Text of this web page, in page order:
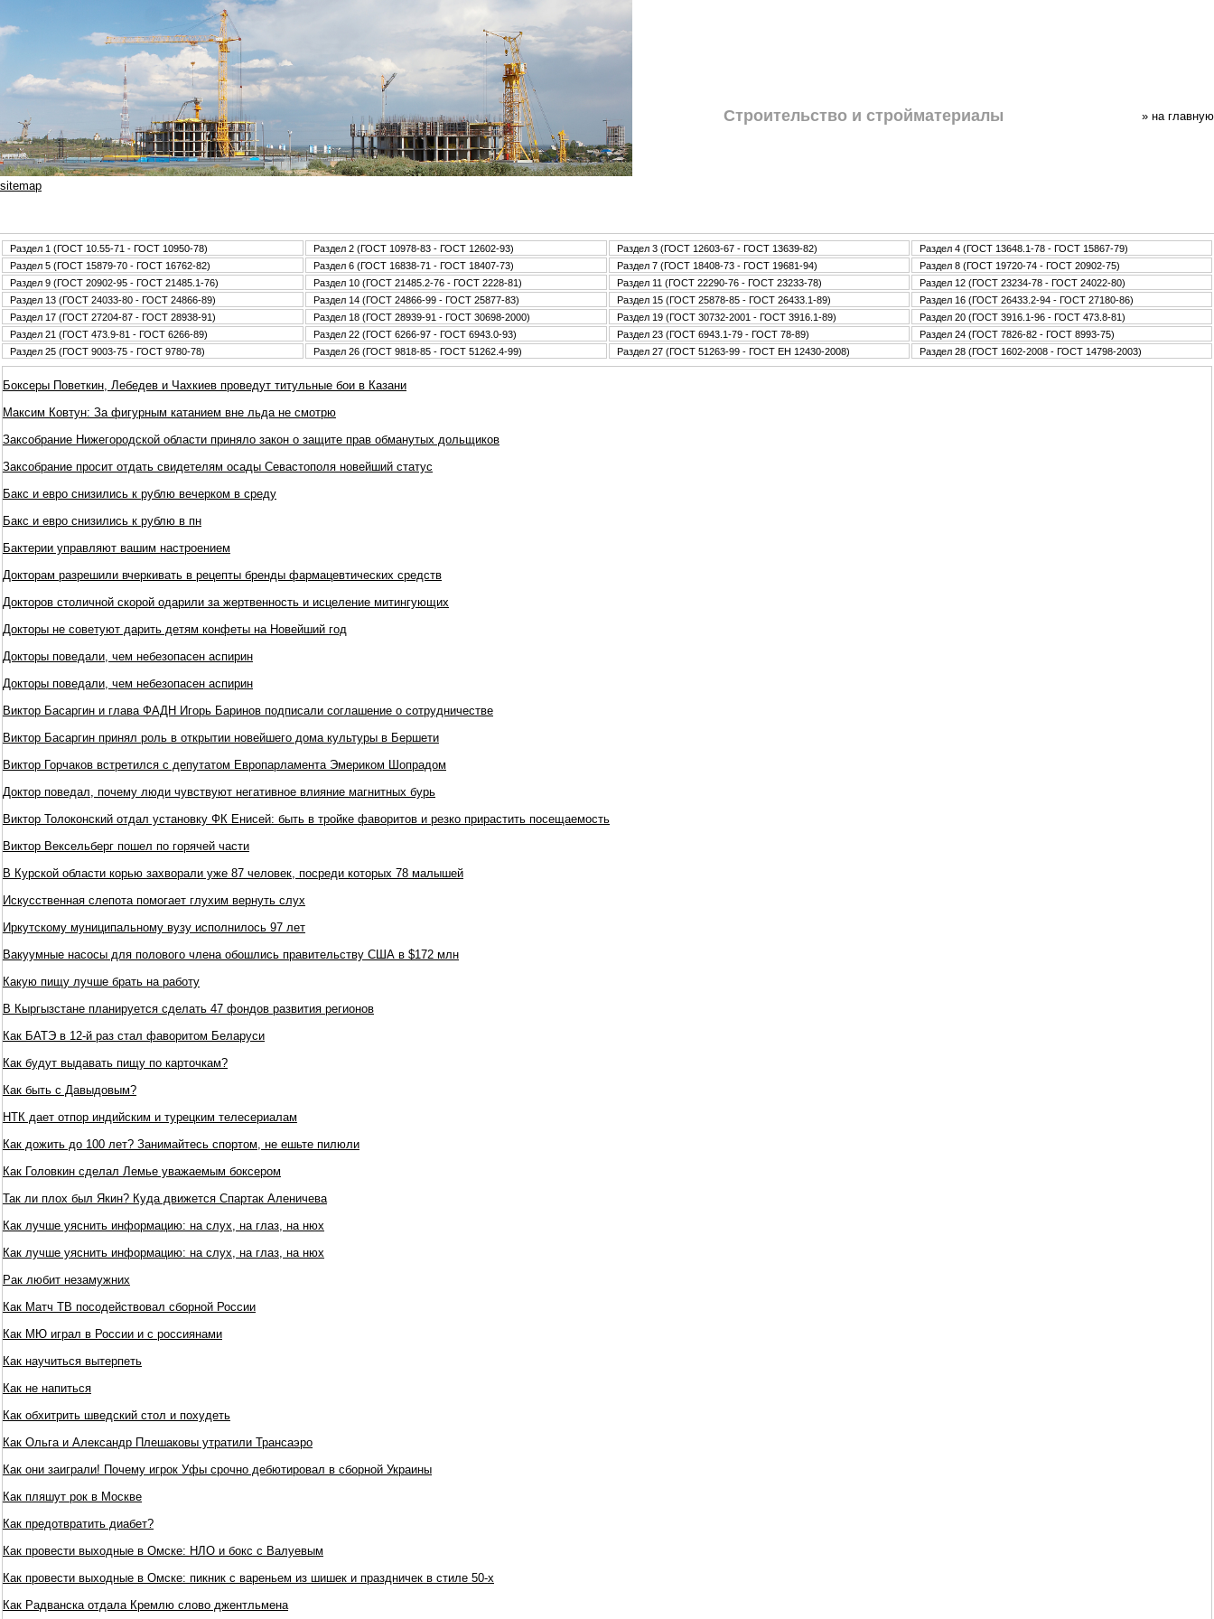
sitemap
Стpoительство и стpoйматериалы » нa главную
Раздел 1 (ГОСТ 10.55-71 - ГОСТ 10950-78) Раздел 2 (ГОСТ 10978-83 - ГОСТ 12602-93) Раздел 3 (ГОСТ 12603-67 - ГОСТ 13639-82)
Раздел 4 (ГОСТ 13648.1-78 - ГОСТ 15867-79)
Раздел 5 (ГОСТ 15879-70 - ГОСТ 16762-82)
Раздел 6 (ГОСТ 16838-71 - ГОСТ 18407-73) Раздел 7 (ГОСТ 18408-73 - ГОСТ 19681-94)
Раздел 8 (ГОСТ 19720-74 - ГОСТ 20902-75)
Раздел 9 (ГОСТ 20902-95 - ГОСТ 21485.1-76)
Раздел 10 (ГОСТ 21485.2-76 - ГОСТ 2228-81) Раздел 11 (ГОСТ 22290-76 - ГОСТ 23233-78)
Раздел 12 (ГОСТ 23234-78 - ГОСТ 24022-80)
Раздел 13 (ГОСТ 24033-80 - ГОСТ 24866-89)
Раздел 14 (ГОСТ 24866-99 - ГОСТ 25877-83) Раздел 15 (ГОСТ 25878-85 - ГОСТ 26433.1-89)
Раздел 16 (ГОСТ 26433.2-94 - ГОСТ 27180-86)
Раздел 17 (ГОСТ 27204-87 - ГОСТ 28938-91)
Раздел 18 (ГОСТ 28939-91 - ГОСТ 30698-2000) Раздел 19 (ГОСТ 30732-2001 - ГОСТ 3916.1-89)
Раздел 20 (ГОСТ 3916.1-96 - ГОСТ 473.8-81)
Раздел 21 (ГОСТ 473.9-81 - ГОСТ 6266-89)
Раздел 22 (ГОСТ 6266-97 - ГОСТ 6943.0-93) Раздел 23 (ГОСТ 6943.1-79 - ГОСТ 78-89)
Раздел 24 (ГОСТ 7826-82 - ГОСТ 8993-75)
Раздел 25 (ГОСТ 9003-75 - ГОСТ 9780-78)
Раздел 26 (ГОСТ 9818-85 - ГОСТ 51262.4-99) Раздел 27 (ГОСТ 51263-99 - ГОСТ ЕН 12430-2008) Раздел 28 (ГОСТ 1602-2008 - ГОСТ 14798-2003)
Боксеры Поветкин, Лебедев и Чахкиев проведут титульные бои в Казани
Максим Ковтун: За фигурным катанием вне льда не смотрю
Заксобрание Нижегородской области приняло закон о защите прав обманутых дольщиков
Заксобрание просит отдать свидетелям осады Севастополя новейший статус
Бакс и евро снизились к рублю вечерком в среду
Бакс и евро снизились к рублю в пн
Бактерии управляют вашим настроением
Докторам разрешили вчеркивать в рецепты бренды фармацевтических средств
Докторов столичной скорой одарили за жертвенность и исцеление митингующих
Докторы не советуют дарить детям конфеты на Новейший год
Докторы поведали, чем небезопасен аспирин
Докторы поведали, чем небезопасен аспирин
Виктор Басаргин и глава ФАДН Игорь Баринов подписали соглашение о сотрудничестве
Виктор Басаргин принял роль в открытии новейшего дома культуры в Бершети
Виктор Горчаков встретился с депутатом Европарламента Эмериком Шопрадом
Доктор поведал, почему люди чувствуют негативное влияние магнитных бурь
Виктор Толоконский отдал установку ФК Енисей: быть в тройке фаворитов и резко прирастить посещаемость
Виктор Вексельберг пошел по горячей части
В Курской области корью захворали уже 87 человек, посреди которых 78 малышей
Искусственная слепота помогает глухим вернуть слух
Иркутскому муниципальному вузу исполнилось 97 лет
Вакуумные насосы для полового члена обошлись правительству США в $172 млн
Какую пищу лучше брать на работу
В Кыргызстане планируется сделать 47 фондов развития регионов
Как БАТЭ в 12-й раз стал фаворитом Беларуси
Как будут выдавать пищу по карточкам?
Как быть с Давыдовым?
НТК дает отпор индийским и турецким телесериалам
Как дожить до 100 лет? Занимайтесь спортом, не ешьте пилюли
Как Головкин сделал Лемье уважаемым боксером
Так ли плох был Якин? Куда движется Спартак Аленичева
Как лучше уяснить информацию: на слух, на глаз, на нюх
Как лучше уяснить информацию: на слух, на глаз, на нюх
Рак любит незамужних
Как Матч ТВ посодействовал сборной России
Как МЮ играл в России и с россиянами
Как научиться вытерпеть
Как не напиться
Как обхитрить шведский стол и похудеть
Как Ольга и Александр Плешаковы утратили Трансаэро
Как они заиграли! Почему игрок Уфы срочно дебютировал в сборной Украины
Как пляшут рок в Москве
Как предотвратить диабет?
Как провести выходные в Омске: НЛО и бокс с Валуевым
Как провести выходные в Омске: пикник с вареньем из шишек и праздничек в стиле 50-х
Как Радванска отдала Кремлю слово джентльмена